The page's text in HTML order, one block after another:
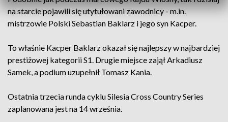
na starcie pojawili się utytułowani zawodnicy - m.in.
mistrzowie Polski Sebastian Baklarz i jego syn Kacper.
To właśnie Kacper Baklarz okazał się najlepszy w najbardziej
prestiżowej kategorii S1. Drugie miejsce zajął Arkadiusz
Samek, a podium uzupełnił Tomasz Kania.
Ostatnia trzecia runda cyklu Silesia Cross Country Series
zaplanowana jest na 14 września.